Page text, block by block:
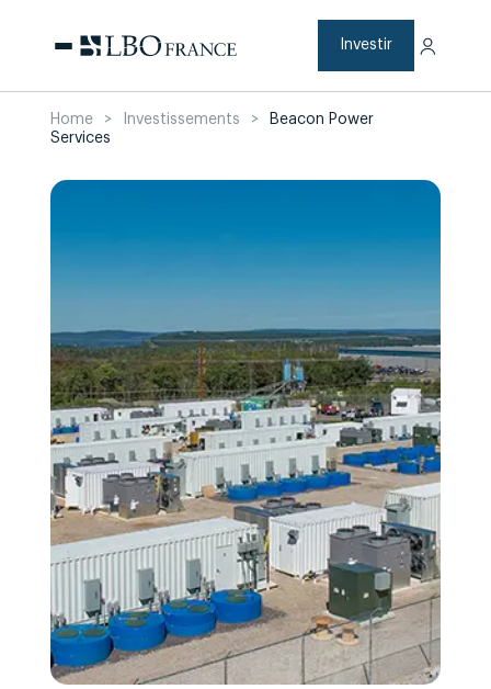
contenu
Investir
Home > Investissements >
Beacon Power
Services